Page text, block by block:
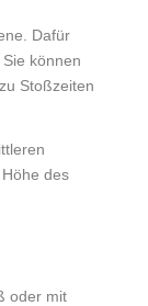
Dafür
können
Stoßzeiten
des
oder mit